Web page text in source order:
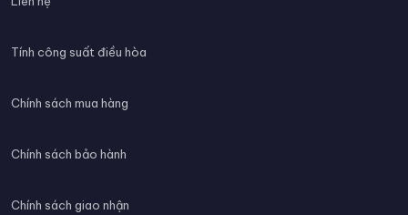
Tính công suất điều hòa
Chính sách mua hàng
Chính sách bảo hành
Chính sách giao nhận